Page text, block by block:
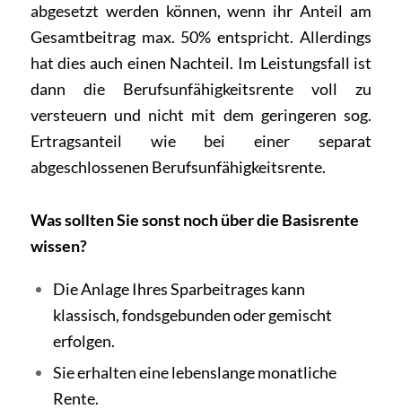
abgesetzt werden können, wenn ihr Anteil am
Gesamtbeitrag max. 50% entspricht. Allerdings
hat dies auch einen Nachteil. Im Leistungsfall ist
dann die Berufsunfähigkeitsrente voll zu
versteuern und nicht mit dem geringeren sog.
Ertragsanteil wie bei einer separat
abgeschlossenen Berufsunfähigkeitsrente.
Was sollten Sie sonst noch über die Basisrente
wissen?
Die Anlage Ihres Sparbeitrages kann
klassisch, fondsgebunden oder gemischt
erfolgen.
Sie erhalten eine lebenslange monatliche
Rente.